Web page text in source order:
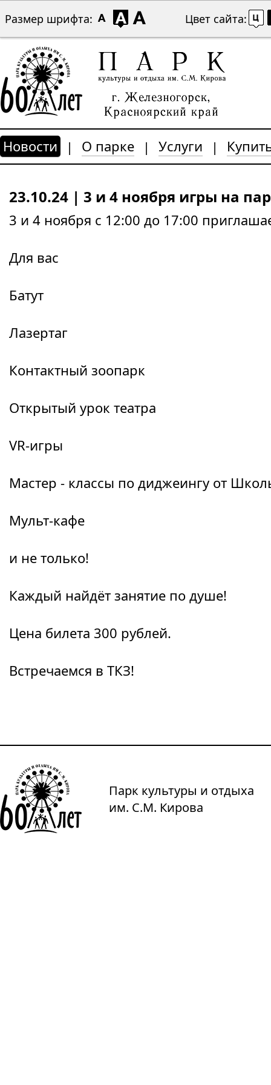
Размер шрифта: Цвет сайта:
Новости | О парке | Услуги |
23.10.24 | 3 и 4 ноября игры на
3 и 4 ноября с 12:00 до 17:00
Для вас
Батут
Лазертаг
Контактный зоопарк
Открытый урок театра
VR-игры
Мастер - классы по диджеингу от
Мульт-кафе
и не только!
Каждый найдёт занятие по душе!
Цена билета 300 рублей.
Встречаемся в ТКЗ!
Парк культуры и отдыха
им. С.М. Кирова